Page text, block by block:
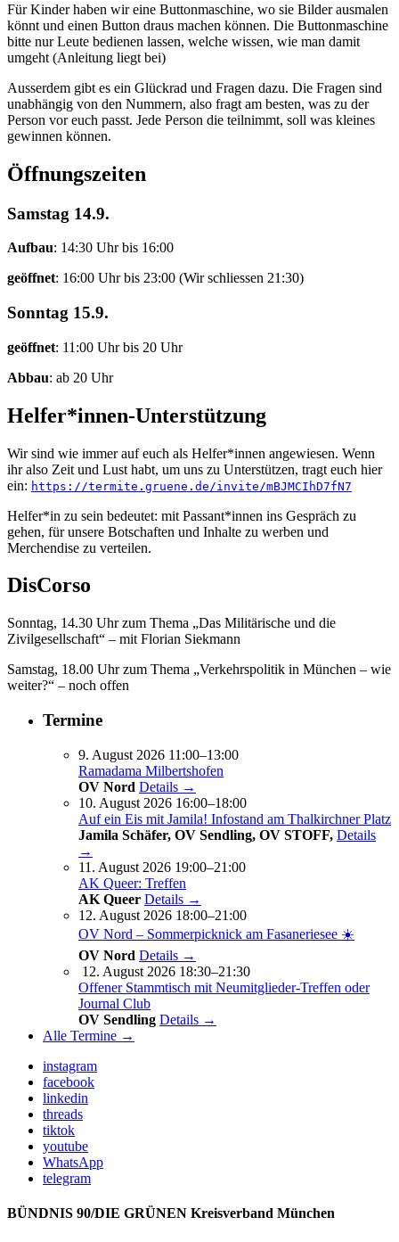
Für Kinder haben wir eine Buttonmaschine, wo sie Bilder ausmalen
könnt und einen Button draus machen können. Die Buttonmaschine
bitte nur Leute bedienen lassen, welche wissen, wie man damit
umgeht (Anleitung liegt bei)
Ausserdem gibt es ein Glückrad und Fragen dazu. Die Fragen sind
unabhängig von den Nummern, also fragt am besten, was zu der
Person vor euch passt. Jede Person die teilnimmt, soll was kleines
gewinnen können.
Öffnungszeiten
Samstag 14.9.
Aufbau: 14:30 Uhr bis 16:00
geöffnet: 16:00 Uhr bis 23:00 (Wir schliessen 21:30)
Sonntag 15.9.
geöffnet: 11:00 Uhr bis 20 Uhr
Abbau: ab 20 Uhr
Helfer*innen-Unterstützung
Wir sind wie immer auf euch als Helfer*innen angewiesen. Wenn
ihr also Zeit und Lust habt, um uns zu Unterstützen, tragt euch hier
ein: https://termite.gruene.de/invite/mBJMCIhD7fN7
Helfer*in zu sein bedeutet: mit Passant*innen ins Gespräch zu
gehen, für unsere Botschaften und Inhalte zu werben und
Merchendise zu verteilen.
DisCorso
Sonntag, 14.30 Uhr zum Thema „Das Militärische und die
Zivilgesellschaft“ – mit Florian Siekmann
Samstag, 18.00 Uhr zum Thema „Verkehrspolitik in München – wie
weiter?“ – noch offen
Termine
9. August 2026 11:00–13:00
Ramadama Milbertshofen
OV Nord Details →
10. August 2026 16:00–18:00
Auf ein Eis mit Jamila! Infostand am Thalkirchner Platz
Jamila Schäfer, OV Sendling, OV STOFF, Details
→
11. August 2026 19:00–21:00
AK Queer: Treffen
AK Queer Details →
12. August 2026 18:00–21:00
OV Nord – Sommerpicknick am Fasaneriesee ☀️
OV Nord Details →
12. August 2026 18:30–21:30
Offener Stammtisch mit Neumitglieder-Treffen oder
Journal Club
OV Sendling Details →
Alle Termine →
instagram
facebook
linkedin
threads
tiktok
youtube
WhatsApp
telegram
BÜNDNIS 90/DIE GRÜNEN Kreisverband München